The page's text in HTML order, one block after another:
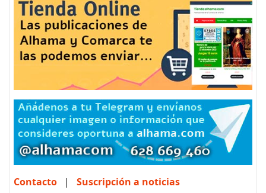
Contacto | Suscripción a noticias